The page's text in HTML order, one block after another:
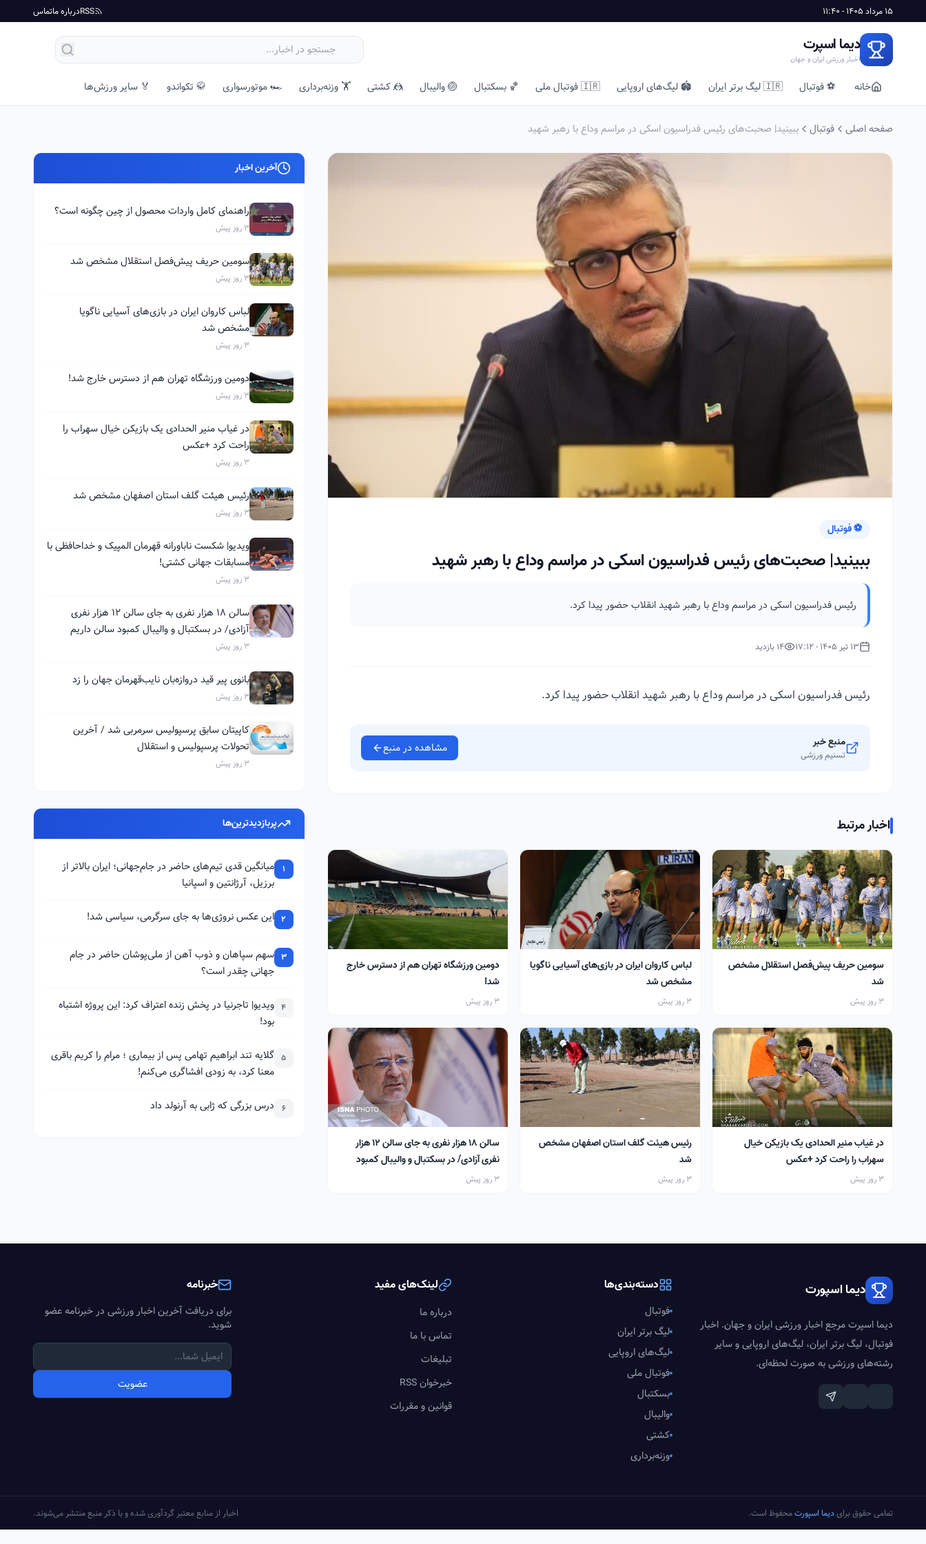
15 مرداد 1405 - 11:40 RSSدرباره ماتماس
دیما اسپرت
اخبار ورزشی ایران و جهان
خانه ⚽ فوتبال 🇮🇷 لیگ برتر ایران 🏟️ لیگ‌های اروپایی 🇮🇷 فوتبال ملی 🏀 بسکتبال 🏐 والیبال 🤼 کشتی 🏋️ وزنه‌برداری 🏎️ موتورسواری 🥋 تکواندو 🏅 سایر ورزش‌ها
صفحه اصلی فوتبال ببینید| صحبت‌های رئیس فدراسیون اسکی در مراسم وداع با رهبر شهید
⚽ فوتبال
ببینید| صحبت‌های رئیس فدراسیون اسکی در مراسم وداع با رهبر شهید
رئیس فدراسیون اسکی در مراسم وداع با رهبر شهید انقلاب حضور پیدا کرد.
13 تیر 1405 - 17:12 14 بازدید
رئیس فدراسیون اسکی در مراسم وداع با رهبر شهید انقلاب حضور پیدا کرد.
منبع خبر
تسنیم ورزشی مشاهده در منبع
اخبار مرتبط
سومین حریف پیش‌فصل استقلال مشخص
شد
3 روز پیش
لباس کاروان ایران در بازی‌های آسیایی ناگویا
مشخص شد
3 روز پیش
دومین ورزشگاه تهران هم از دسترس خارج
شد!
3 روز پیش
در غیاب منیر الحدادی یک بازیکن خیال
سهراب را راحت کرد +عکس
3 روز پیش
رئیس هیئت گلف استان اصفهان مشخص
شد
3 روز پیش
سالن ۱۸ هزار نفری به جای سالن ۱۲ هزار
نفری آزادی/ در بسکتبال و والیبال کمبود
سالن داریم
3 روز پیش
آخرین اخبار
راهنمای کامل واردات محصول از چین چگونه است؟
3 روز پیش
سومین حریف پیش‌فصل استقلال مشخص شد
3 روز پیش
لباس کاروان ایران در بازی‌های آسیایی ناگویا
مشخص شد
3 روز پیش
دومین ورزشگاه تهران هم از دسترس خارج شد!
3 روز پیش
در غیاب منیر الحدادی یک بازیکن خیال سهراب را
راحت کرد +عکس
3 روز پیش
رئیس هیئت گلف استان اصفهان مشخص شد
3 روز پیش
ویدیو| شکست ناباورانه قهرمان المپیک و خداحافظی با
مسابقات جهانی کشتی!
3 روز پیش
سالن ۱۸ هزار نفری به جای سالن ۱۲ هزار نفری
آزادی/ در بسکتبال و والیبال کمبود سالن داریم
3 روز پیش
بانوی پیر قید دروازه‌بان نایب‌قهرمان جهان را زد
3 روز پیش
کاپیتان سابق پرسپولیس سرمربی شد / آخرین
تحولات پرسپولیس و استقلال
3 روز پیش
پربازدیدترین‌ها
1
میانگین قدی تیم‌های حاضر در جام‌جهانی؛ ایران بالاتر از
برزیل، آرژانتین و اسپانیا
2 این عکس نروژی‌ها به جای سرگرمی، سیاسی شد!
3 سهم سپاهان و ذوب آهن از ملی‌پوشان حاضر در جام
جهانی چقدر است؟
4 ویدیو| تاجرنیا در پخش زنده اعتراف کرد: این پروژه اشتباه
بود!
5 گلایه تند ابراهیم تهامی پس از بیماری ؛ مرام را کریم باقری
معنا کرد، به زودی افشاگری می‌کنم!
6 درس بزرگی که ژابی به آرنولد داد
دیما اسپورت
دیما اسپرت مرجع اخبار ورزشی ایران و جهان. اخبار
فوتبال، لیگ برتر ایران، لیگ‌های اروپایی و سایر
رشته‌های ورزشی به صورت لحظه‌ای.
دسته‌بندی‌ها
فوتبال
لیگ برتر ایران
لیگ‌های اروپایی
فوتبال ملی
بسکتبال
والیبال
کشتی
وزنه‌برداری
لینک‌های مفید
درباره ما
تماس با ما
تبلیغات
خبرخوان RSS
قوانین و مقررات
خبرنامه
برای دریافت آخرین اخبار ورزشی در خبرنامه عضو
شوید.
عضویت
تمامی حقوق برایدیما اسپورتمحفوظ است. اخبار از منابع معتبر گردآوری شده و با ذکر منبع منتشر می‌شوند.